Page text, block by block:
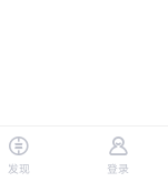
发现 登录